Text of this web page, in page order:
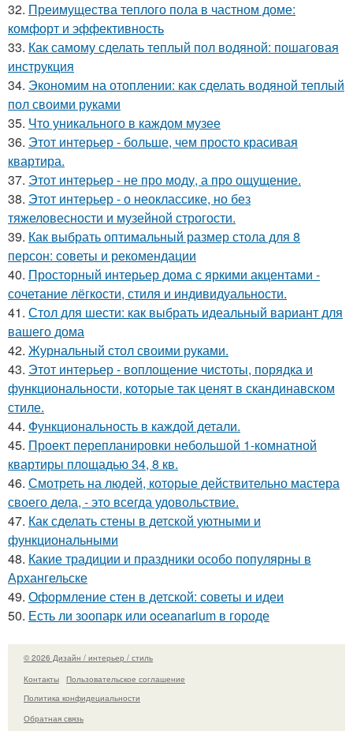
32. Преимущества теплого пола в частном доме:
комфорт и эффективность
33. Как самому сделать теплый пол водяной: пошаговая
инструкция
34. Экономим на отоплении: как сделать водяной теплый
пол своими руками
35. Что уникального в каждом музее
36. Этот интерьер - больше, чем просто красивая
квартира.
37. Этот интерьер - не про моду, а про ощущение.
38. Этот интерьер - о неоклассике, но без
тяжеловесности и музейной строгости.
39. Как выбрать оптимальный размер стола для 8
персон: советы и рекомендации
40. Просторный интерьер дома с яркими акцентами -
сочетание лёгкости, стиля и индивидуальности.
41. Стол для шести: как выбрать идеальный вариант для
вашего дома
42. Журнальный стол своими руками.
43. Этот интерьер - воплощение чистоты, порядка и
функциональности, которые так ценят в скандинавском
стиле.
44. Функциональность в каждой детали.
45. Проект перепланировки небольшой 1-комнатной
квартиры площадью 34, 8 кв.
46. Смотреть на людей, которые действительно мастера
своего дела, - это всегда удовольствие.
47. Как сделать стены в детской уютными и
функциональными
48. Какие традиции и праздники особо популярны в
Архангельске
49. Оформление стен в детской: советы и идеи
50. Есть ли зоопарк или oceanarium в городе
© 2026 Дизайн / интерьер / стиль
Контакты
Пользовательское соглашение
Политика конфидециальности
Обратная связь